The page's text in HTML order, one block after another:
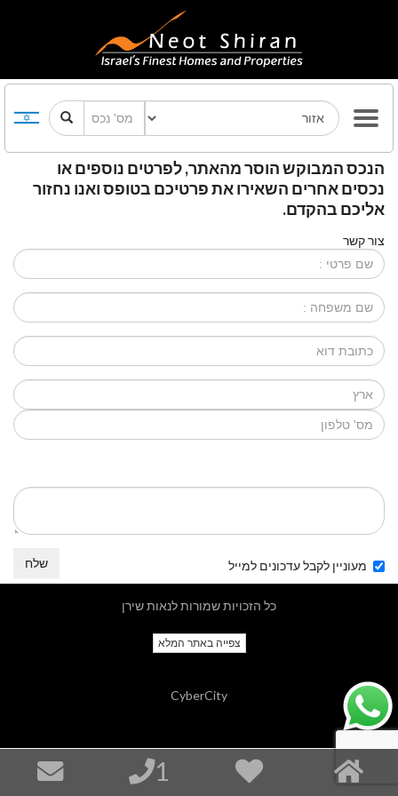
הנכס המבוקש הוסר מהאתר, לפרטים נוספים או
נכסים אחרים השאירו את פרטיכם בטופס ואנו נחזור
אליכם בהקדם.
צור קשר
מעוניין לקבל עדכונים למייל שלח
1
כל הזכויות שמורות לנאות שירן
צפייה באתר המלא
CyberCity